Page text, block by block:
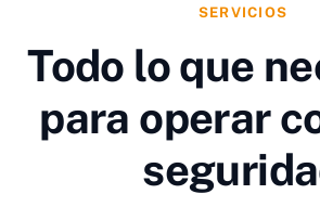
SERVICIOS
Todo lo que
para operar